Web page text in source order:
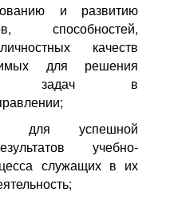
и развитию
способностей,
качеств
для решения
задач в
для успешной
учебно-
служащих в их